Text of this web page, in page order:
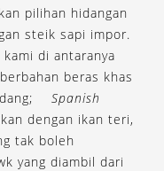
pilihan hidangan
steik sapi impor.
di antaranya
beras khas
Spanish
dengan ikan teri,
tak boleh
yang diambil dari